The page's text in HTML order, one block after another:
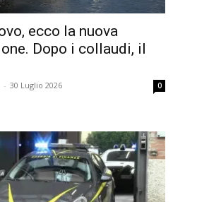
ecco la nuova
Dopo i collaudi, il
- 30 Luglio 2026 0